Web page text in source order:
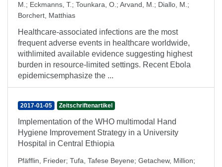
M. ; Eckmanns, T.; Tounkara, O. ; Arvand, M. ; Diallo, M. ;
Borchert, Matthias
Healthcare-associated infections are the most
frequent adverse events in healthcare worldwide,
withlimited available evidence suggesting highest
burden in resource-limited settings. Recent Ebola
epidemicsemphasize the ...
2017-01-05 Zeitschriftenartikel
Implementation of the WHO multimodal Hand
Hygiene Improvement Strategy in a University
Hospital in Central Ethiopia
Pfäfflin, Frieder; Tufa, Tafese Beyene; Getachew, Million;